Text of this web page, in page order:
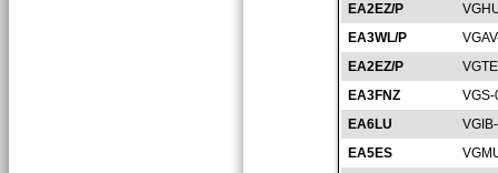
EA2EZ/P
EA3WL/P
EA2EZ/P
EA3FNZ
EA6LU
EA5ES